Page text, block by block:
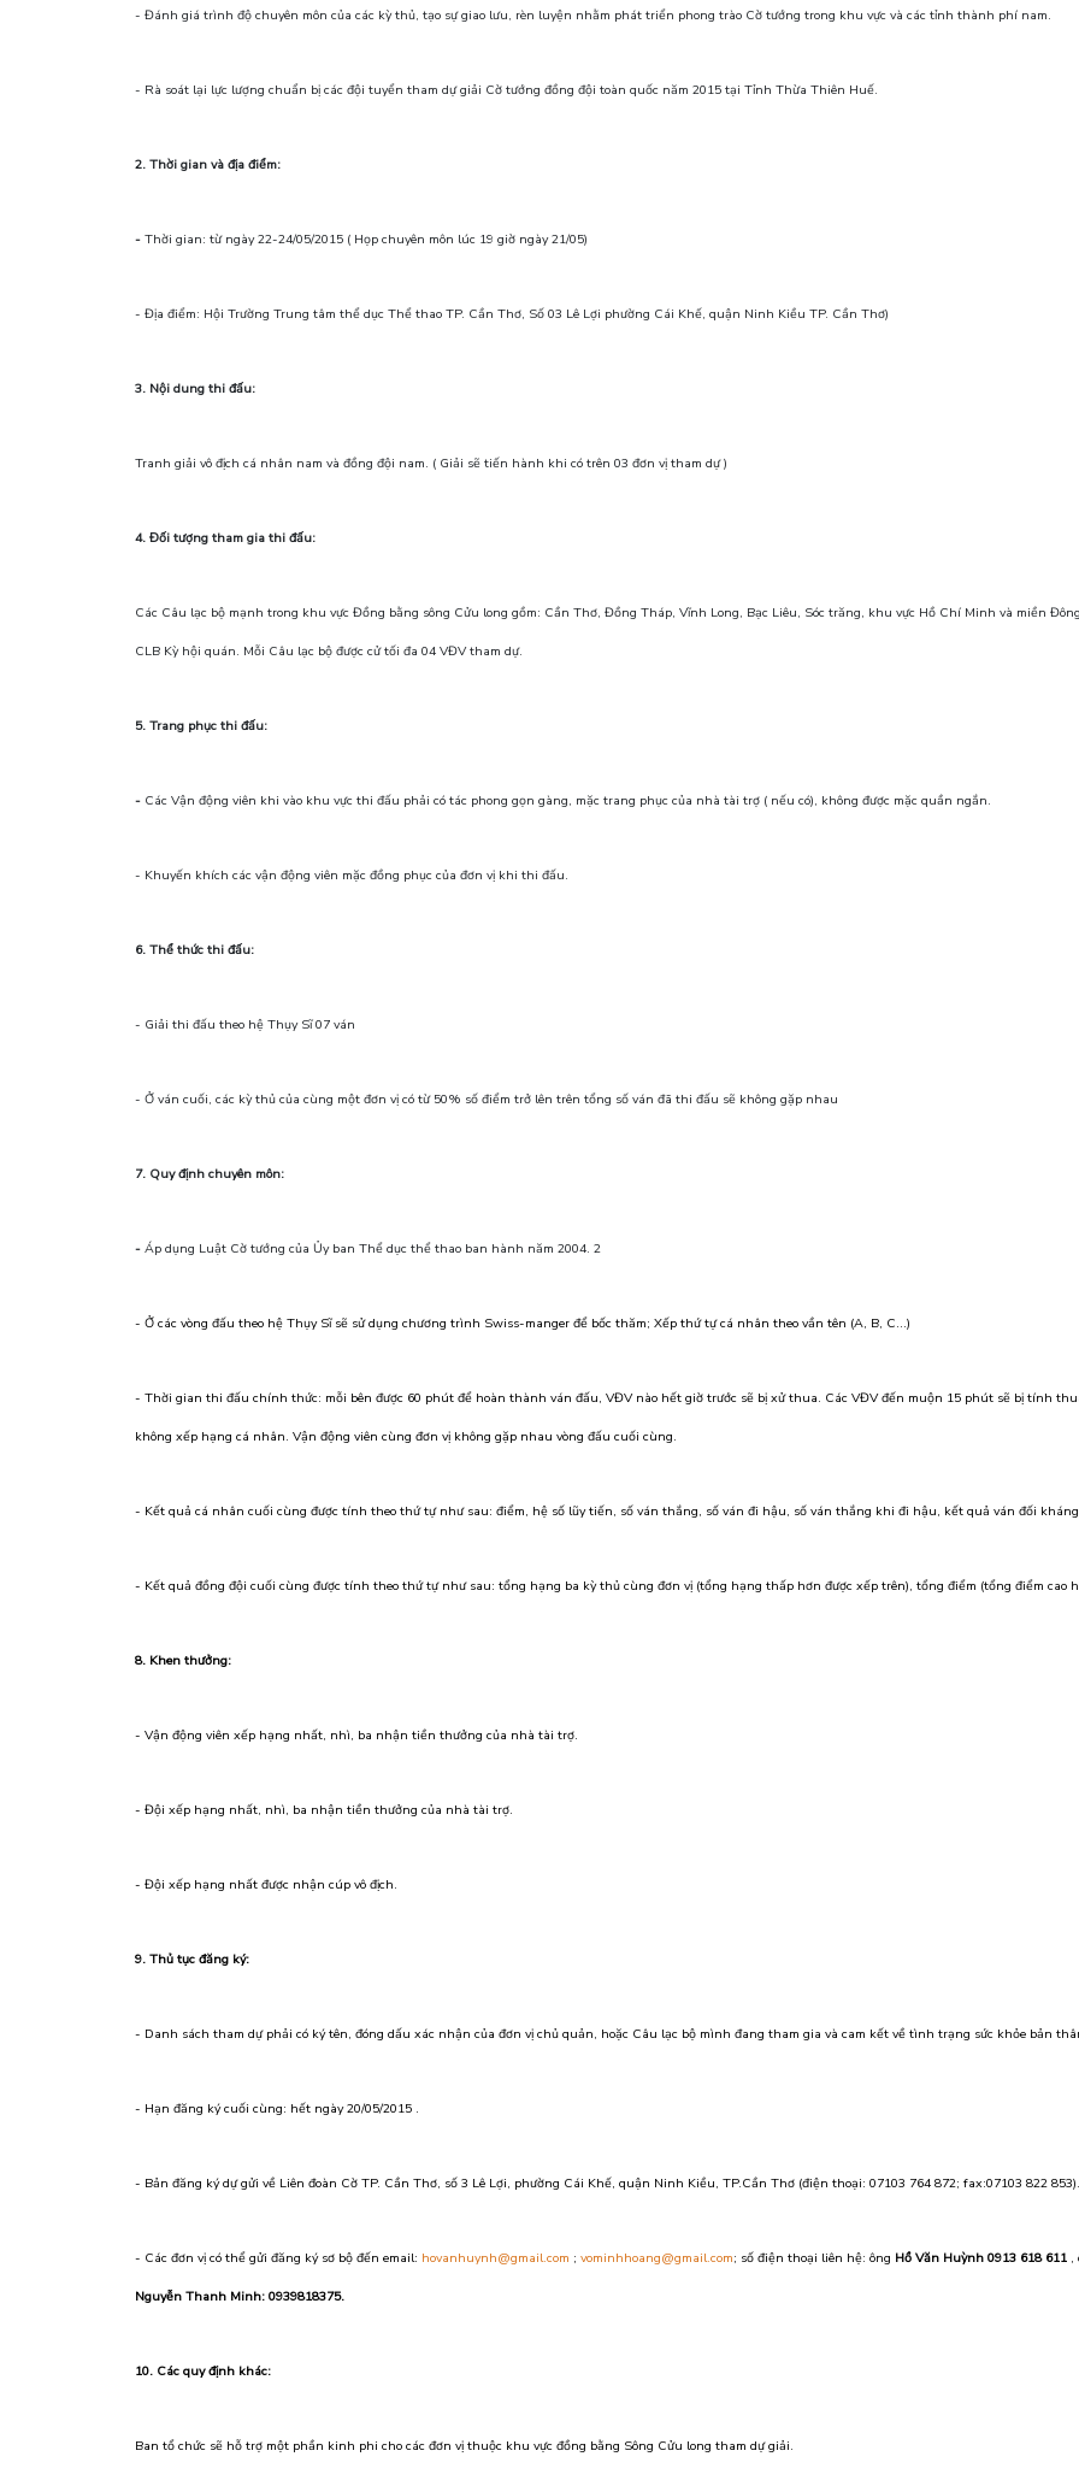
- Đánh giá trình độ chuyên môn của các kỳ thủ, tạo sự giao lưu, rèn luyện nhằm phát triển phong trào Cờ tướng trong khu vực và các tỉnh thành phí nam.
- Rà soát lại lực lượng chuẩn bị các đội tuyển tham dự giải Cờ tướng đồng đội toàn quốc năm 2015 tại Tỉnh Thừa Thiên Huế.
2. Thời gian và địa điểm:
- Thời gian: từ ngày 22-24/05/2015 ( Họp chuyên môn lúc 19 giờ ngày 21/05)
- Địa điểm: Hội Trường Trung tâm thể dục Thể thao TP. Cần Thơ, Số 03 Lê Lợi phường Cái Khế, quận Ninh Kiều TP. Cần Thơ)
3. Nội dung thi đấu:
Tranh giải vô địch cá nhân nam và đồng đội nam. ( Giải sẽ tiến hành khi có trên 03 đơn vị tham dự )
4. Đối tượng tham gia thi đấu:
Các Câu lạc bộ mạnh trong khu vực Đồng bằng sông Cửu long gồm: Cần Thơ, Đồng Tháp, Vĩnh Long, Bạc Liêu, Sóc trăng, khu vực Hồ Chí Minh và miền
CLB Kỳ hội quán. Mỗi Câu lạc bộ được cử tối đa 04 VĐV tham dự.
5. Trang phục thi đấu:
- Các Vận động viên khi vào khu vực thi đấu phải có tác phong gọn gàng, mặc trang phục của nhà tài trợ ( nếu có), không được mặc quần ngắn.
- Khuyến khích các vận động viên mặc đồng phục của đơn vị khi thi đấu.
6. Thể thức thi đấu:
- Giải thi đấu theo hệ Thụy Sĩ 07 ván
- Ở ván cuối, các kỳ thủ của cùng một đơn vị có từ 50% số điểm trở lên trên tổng số ván đã thi đấu sẽ không gặp nhau
7. Quy định chuyên môn:
- Áp dụng Luật Cờ tướng của Ủy ban Thể dục thể thao ban hành năm 2004. 2
- Ở các vòng đấu theo hệ Thụy Sĩ sẽ sử dụng chương trình Swiss-manger để bốc thăm; Xếp thứ tự cá nhân theo vần tên (A, B, C…)
- Thời gian thi đấu chính thức: mỗi bên được 60 phút để hoàn thành ván đấu, VĐV nào hết giờ trước sẽ bị xử thua. Các VĐV đến muộn 15 phút sẽ bị tính
không xếp hạng cá nhân. Vận động viên cùng đơn vị không gặp nhau vòng đấu cuối cùng.
- Kết quả cá nhân cuối cùng được tính theo thứ tự như sau: điểm, hệ số lũy tiến, số ván thắng, số ván đi hậu, số ván thắng khi đi hậu, kết quả ván đối
- Kết quả đồng đội cuối cùng được tính theo thứ tự như sau: tổng hạng ba kỳ thủ cùng đơn vị (tổng hạng thấp hơn được xếp trên), tổng điểm (tổng điểm cao
8. Khen thưởng:
- Vận động viên xếp hạng nhất, nhì, ba nhận tiền thưởng của nhà tài trợ.
- Đội xếp hạng nhất, nhì, ba nhận tiền thưởng của nhà tài trợ.
- Đội xếp hạng nhất được nhận cúp vô địch.
9. Thủ tục đăng ký:
- Danh sách tham dự phải có ký tên, đóng dấu xác nhận của đơn vị chủ quản, hoặc Câu lạc bộ mình đang tham gia và cam kết về tình trạng sức khỏe bản
- Hạn đăng ký cuối cùng: hết ngày 20/05/2015 .
- Bản đăng ký dự gửi về Liên đoàn Cờ TP. Cần Thơ, số 3 Lê Lợi, phường Cái Khế, quận Ninh Kiều, TP.Cần Thơ (điện thoại: 07103 764 872; fax:07103 822 853).
- Các đơn vị có thể gửi đăng ký sơ bộ đến email: hovanhuynh@gmail.com ; vominhhoang@gmail.com; số điện thoại liên hệ: ông Hồ Văn Huỳnh 0913 618 611 ,
Nguyễn Thanh Minh: 0939818375.
10. Các quy định khác:
Ban tổ chức sẽ hỗ trợ một phần kinh phi cho các đơn vị thuộc khu vực đồng bằng Sông Cửu long tham dự giải.